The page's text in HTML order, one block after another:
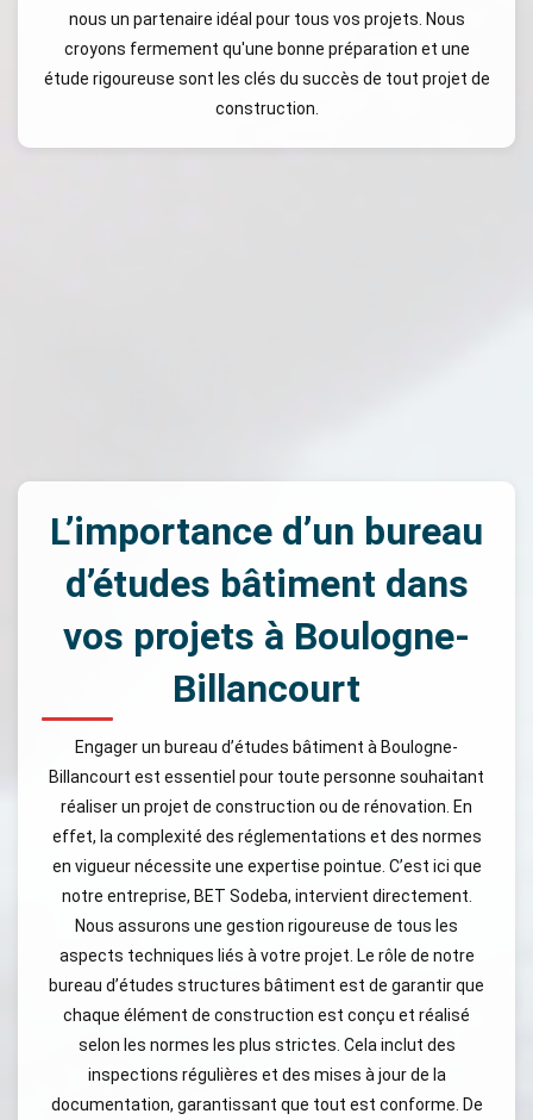
nous un partenaire idéal pour tous vos projets. Nous
croyons fermement qu'une bonne préparation et une
étude rigoureuse sont les clés du succès de tout projet de
construction.
L’importance d’un bureau
d’études bâtiment dans
vos projets à Boulogne-
Billancourt
Engager un bureau d’études bâtiment à Boulogne-
Billancourt est essentiel pour toute personne souhaitant
réaliser un projet de construction ou de rénovation. En
effet, la complexité des réglementations et des normes
en vigueur nécessite une expertise pointue. C’est ici que
notre entreprise, BET Sodeba, intervient directement.
Nous assurons une gestion rigoureuse de tous les
aspects techniques liés à votre projet. Le rôle de notre
bureau d’études structures bâtiment est de garantir que
chaque élément de construction est conçu et réalisé
selon les normes les plus strictes. Cela inclut des
inspections régulières et des mises à jour de la
documentation, garantissant que tout est conforme. De